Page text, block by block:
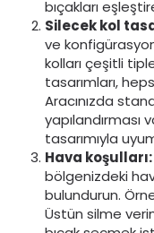
bıçakları
Silecek kol
ve
kolları çeşitli
tasarımları,
Aracınızda
yapılandırması
tasarımıyla
Hava koşulları:
bölgenizdeki
bulundurun.
Üstün silme